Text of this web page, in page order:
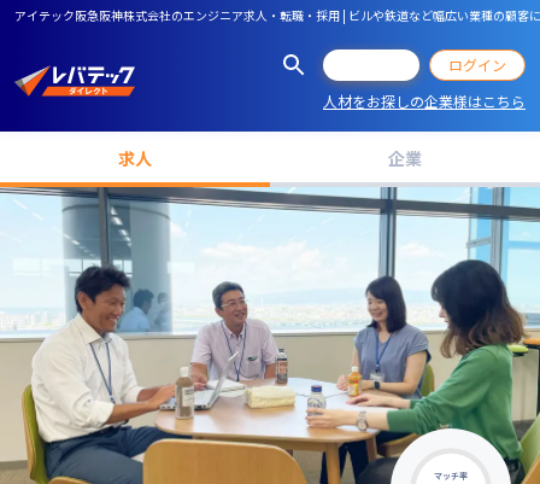
アイテック阪急阪神株式会社のエンジニア求人・転職・採用 | ビルや鉄道など幅広い業種の顧
ログイン
人材をお探しの企業様はこちら
求人 企業
マッチ率